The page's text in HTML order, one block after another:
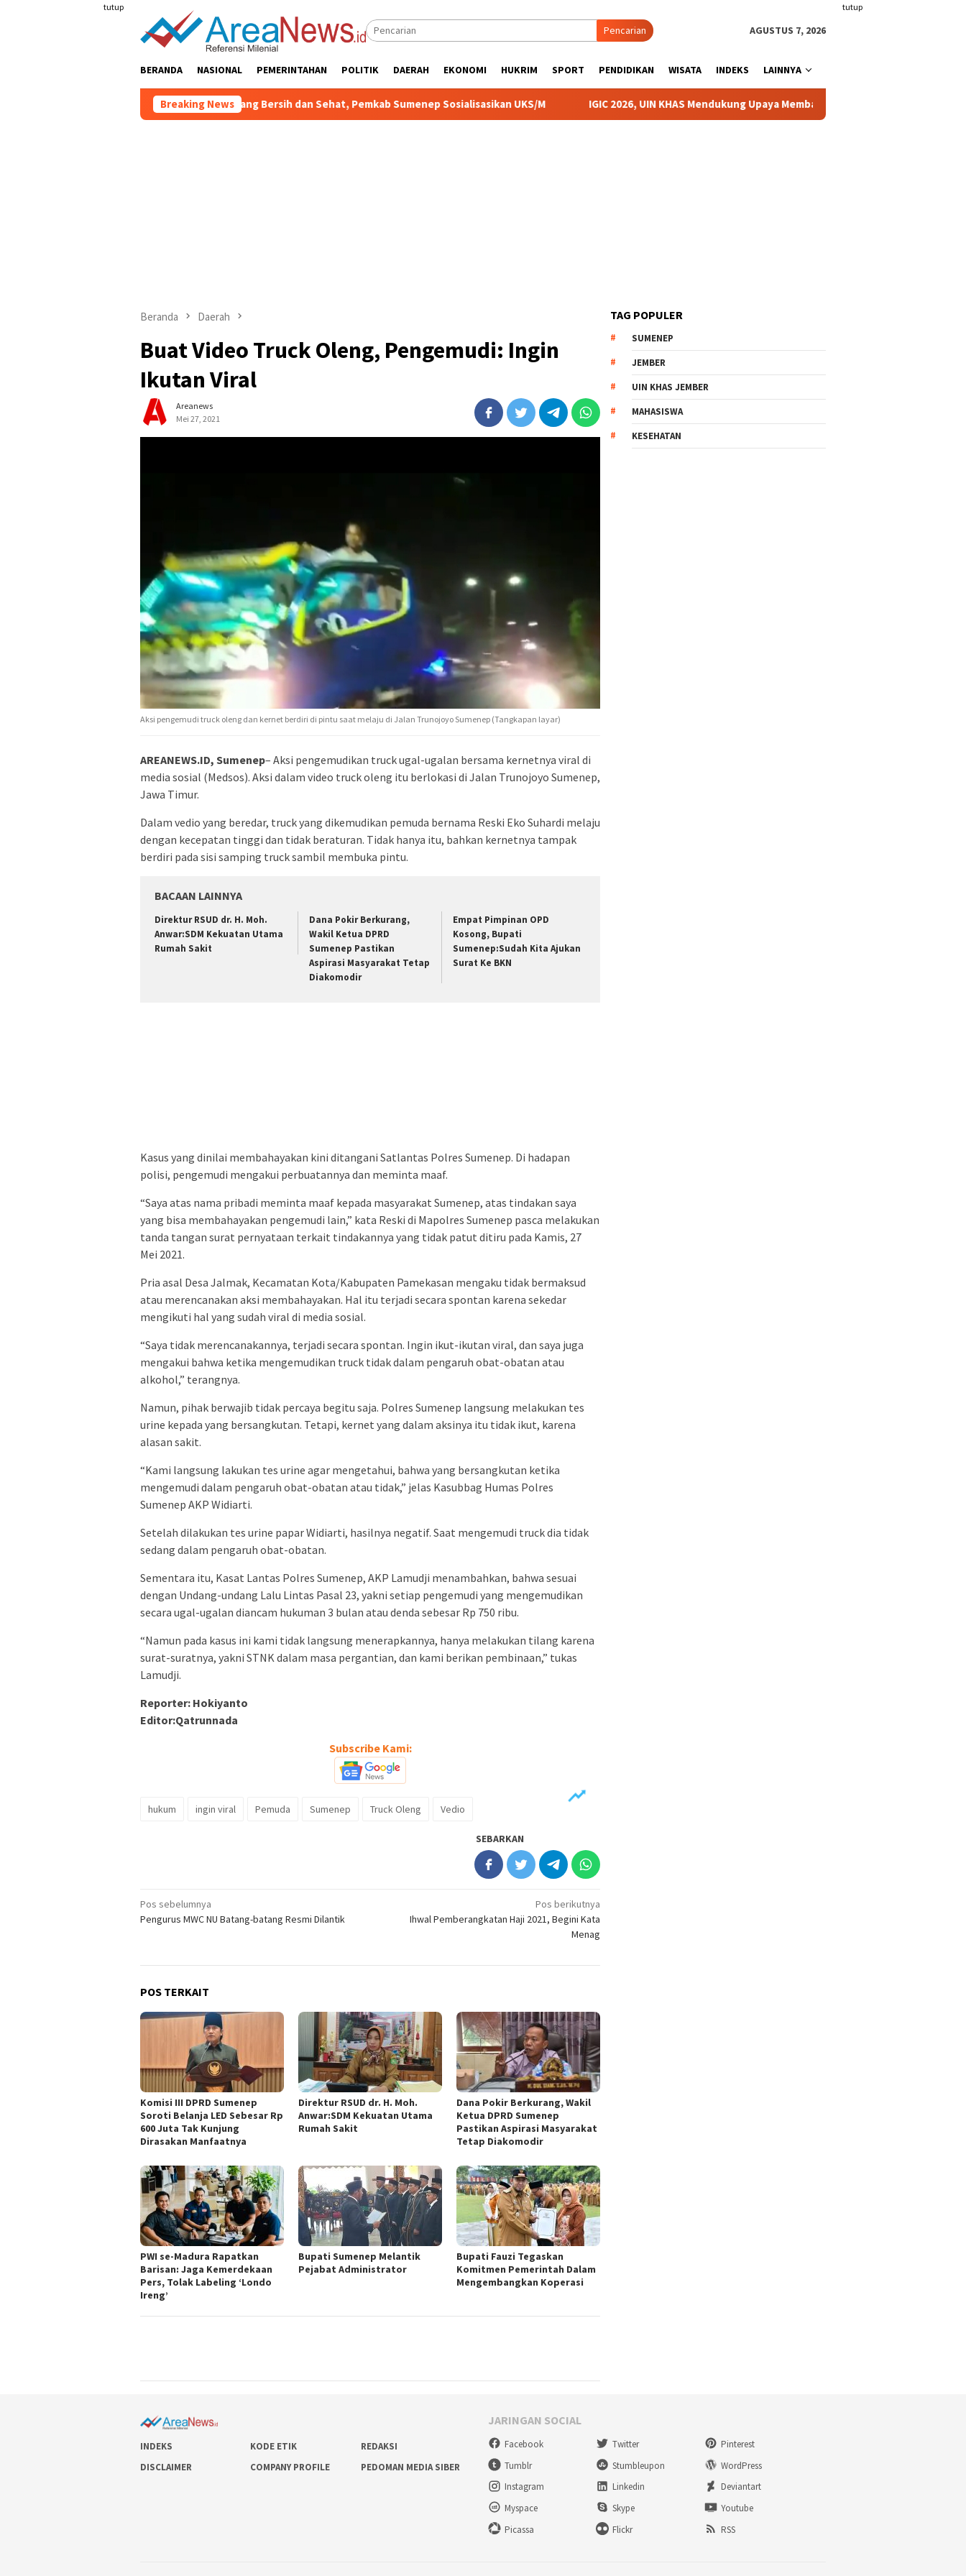
tutup tutup
Pencarian AGUSTUS 7, 2026
BERANDA NASIONAL PEMERINTAHAN POLITIK DAERAH EKONOMI HUKRIM SPORT PENDIDIKAN WISATA INDEKS LAINNYA
Breaking News
Ciptakan Lingkungan Sekolah yang Bersih dan Sehat, Pemkab Sumenep Sosialisasikan UKS/M IGIC 2026, UIN KHAS Mendukung Upaya Membangun Diplomasi Keagamaan
Beranda Daerah
Buat Video Truck Oleng, Pengemudi: Ingin
Ikutan Viral
Areanews
Mei 27, 2021
Aksi pengemudi truck oleng dan kernet berdiri di pintu saat melaju di Jalan Trunojoyo Sumenep (Tangkapan layar)
AREANEWS.ID, Sumenep– Aksi pengemudikan truck ugal-ugalan bersama kernetnya viral di
media sosial (Medsos). Aksi dalam video truck oleng itu berlokasi di Jalan Trunojoyo Sumenep,
Jawa Timur.
Dalam vedio yang beredar, truck yang dikemudikan pemuda bernama Reski Eko Suhardi melaju
dengan kecepatan tinggi dan tidak beraturan. Tidak hanya itu, bahkan kernetnya tampak
berdiri pada sisi samping truck sambil membuka pintu.
BACAAN LAINNYA
Direktur RSUD dr. H. Moh.
Anwar:SDM Kekuatan Utama
Rumah Sakit
Dana Pokir Berkurang,
Wakil Ketua DPRD
Sumenep Pastikan
Aspirasi Masyarakat Tetap
Diakomodir
Empat Pimpinan OPD
Kosong, Bupati
Sumenep:Sudah Kita Ajukan
Surat Ke BKN
Kasus yang dinilai membahayakan kini ditangani Satlantas Polres Sumenep. Di hadapan
polisi, pengemudi mengakui perbuatannya dan meminta maaf.
“Saya atas nama pribadi meminta maaf kepada masyarakat Sumenep, atas tindakan saya
yang bisa membahayakan pengemudi lain,” kata Reski di Mapolres Sumenep pasca melakukan
tanda tangan surat pernyataan terkait tindakannya yang tidak patut ditiru pada Kamis, 27
Mei 2021.
Pria asal Desa Jalmak, Kecamatan Kota/Kabupaten Pamekasan mengaku tidak bermaksud
atau merencanakan aksi membahayakan. Hal itu terjadi secara spontan karena sekedar
mengikuti hal yang sudah viral di media sosial.
“Saya tidak merencanakannya, terjadi secara spontan. Ingin ikut-ikutan viral, dan saya juga
mengakui bahwa ketika mengemudikan truck tidak dalam pengaruh obat-obatan atau
alkohol,” terangnya.
Namun, pihak berwajib tidak percaya begitu saja. Polres Sumenep langsung melakukan tes
urine kepada yang bersangkutan. Tetapi, kernet yang dalam aksinya itu tidak ikut, karena
alasan sakit.
“Kami langsung lakukan tes urine agar mengetahui, bahwa yang bersangkutan ketika
mengemudi dalam pengaruh obat-obatan atau tidak,” jelas Kasubbag Humas Polres
Sumenep AKP Widiarti.
Setelah dilakukan tes urine papar Widiarti, hasilnya negatif. Saat mengemudi truck dia tidak
sedang dalam pengaruh obat-obatan.
Sementara itu, Kasat Lantas Polres Sumenep, AKP Lamudji menambahkan, bahwa sesuai
dengan Undang-undang Lalu Lintas Pasal 23, yakni setiap pengemudi yang mengemudikan
secara ugal-ugalan diancam hukuman 3 bulan atau denda sebesar Rp 750 ribu.
“Namun pada kasus ini kami tidak langsung menerapkannya, hanya melakukan tilang karena
surat-suratnya, yakni STNK dalam masa pergantian, dan kami berikan pembinaan,” tukas
Lamudji.
Reporter: Hokiyanto
Editor:Qatrunnada
Subscribe Kami:
hukum ingin viral Pemuda Sumenep Truck Oleng Vedio
SEBARKAN
Navigasi
pos
Pos sebelumnya
Pengurus MWC NU Batang-batang Resmi Dilantik
Pos berikutnya
Ihwal Pemberangkatan Haji 2021, Begini Kata
Menag
POS TERKAIT
Komisi III DPRD Sumenep
Soroti Belanja LED Sebesar Rp
600 Juta Tak Kunjung
Dirasakan Manfaatnya
Direktur RSUD dr. H. Moh.
Anwar:SDM Kekuatan Utama
Rumah Sakit
Dana Pokir Berkurang, Wakil
Ketua DPRD Sumenep
Pastikan Aspirasi Masyarakat
Tetap Diakomodir
PWI se-Madura Rapatkan
Barisan: Jaga Kemerdekaan
Pers, Tolak Labeling ‘Londo
Ireng’
Bupati Sumenep Melantik
Pejabat Administrator
Bupati Fauzi Tegaskan
Komitmen Pemerintah Dalam
Mengembangkan Koperasi
TAG POPULER
SUMENEP
JEMBER
UIN KHAS JEMBER
MAHASISWA
KESEHATAN
INDEKS KODE ETIK
REDAKSI
DISCLAIMER
COMPANY PROFILE PEDOMAN MEDIA SIBER
JARINGAN SOCIAL
Facebook Twitter
Pinterest
Tumblr
Stumbleupon
WordPress
Instagram
Linkedin
Deviantart
Myspace
Skype
Youtube
Picassa
Flickr RSS